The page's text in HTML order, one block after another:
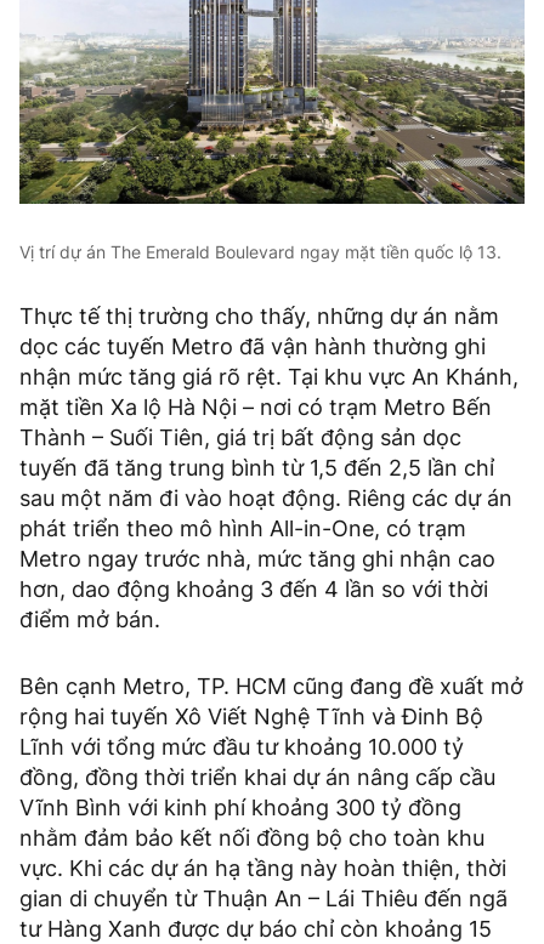
Vị trí dự án The Emerald Boulevard ngay mặt tiền quốc lộ 13.
Thực tế thị trường cho thấy, những dự án nằm
dọc các tuyến Metro đã vận hành thường ghi
nhận mức tăng giá rõ rệt. Tại khu vực An Khánh,
mặt tiền Xa lộ Hà Nội – nơi có trạm Metro Bến
Thành – Suối Tiên, giá trị bất động sản dọc
tuyến đã tăng trung bình từ 1,5 đến 2,5 lần chỉ
sau một năm đi vào hoạt động. Riêng các dự án
phát triển theo mô hình All-in-One, có trạm
Metro ngay trước nhà, mức tăng ghi nhận cao
hơn, dao động khoảng 3 đến 4 lần so với thời
điểm mở bán.
Bên cạnh Metro, TP. HCM cũng đang đề xuất mở
rộng hai tuyến Xô Viết Nghệ Tĩnh và Đinh Bộ
Lĩnh với tổng mức đầu tư khoảng 10.000 tỷ
đồng, đồng thời triển khai dự án nâng cấp cầu
Vĩnh Bình với kinh phí khoảng 300 tỷ đồng
nhằm đảm bảo kết nối đồng bộ cho toàn khu
vực. Khi các dự án hạ tầng này hoàn thiện, thời
gian di chuyển từ Thuận An – Lái Thiêu đến ngã
tư Hàng Xanh được dự báo chỉ còn khoảng 15